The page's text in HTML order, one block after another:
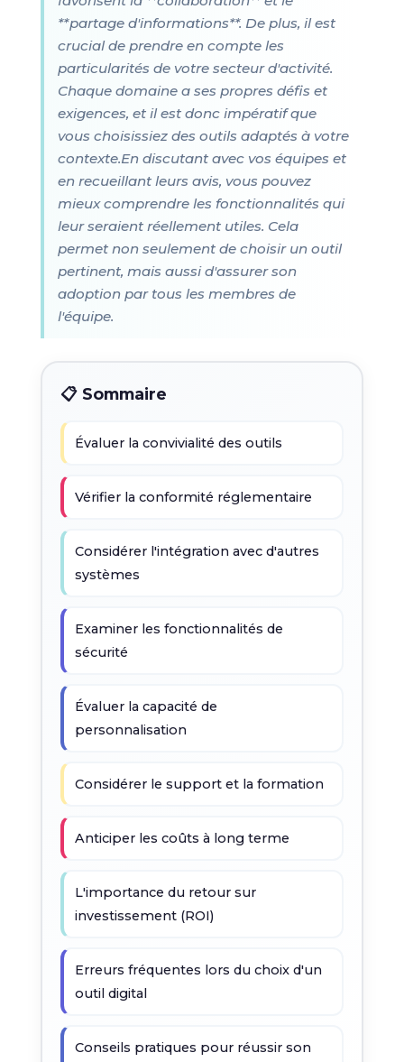
**partage d'informations**. De plus, il est
crucial de prendre en compte les
particularités de votre secteur d'activité.
Chaque domaine a ses propres défis et
exigences, et il est donc impératif que
vous choisissiez des outils adaptés à votre
contexte.En discutant avec vos équipes et
en recueillant leurs avis, vous pouvez
mieux comprendre les fonctionnalités qui
leur seraient réellement utiles. Cela
permet non seulement de choisir un outil
pertinent, mais aussi d'assurer son
adoption par tous les membres de
l'équipe.
📋 Sommaire
Évaluer la convivialité des outils
Vérifier la conformité réglementaire
Considérer l'intégration avec d'autres
systèmes
Examiner les fonctionnalités de
sécurité
Évaluer la capacité de
personnalisation
Considérer le support et la formation
Anticiper les coûts à long terme
L'importance du retour sur
investissement (ROI)
Erreurs fréquentes lors du choix d'un
outil digital
Conseils pratiques pour réussir son